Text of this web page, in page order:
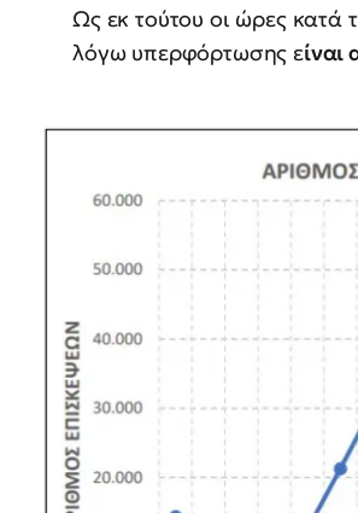
Ως εκ τούτου οι ώρες κατά
λόγω υπερφόρτωσης είναι